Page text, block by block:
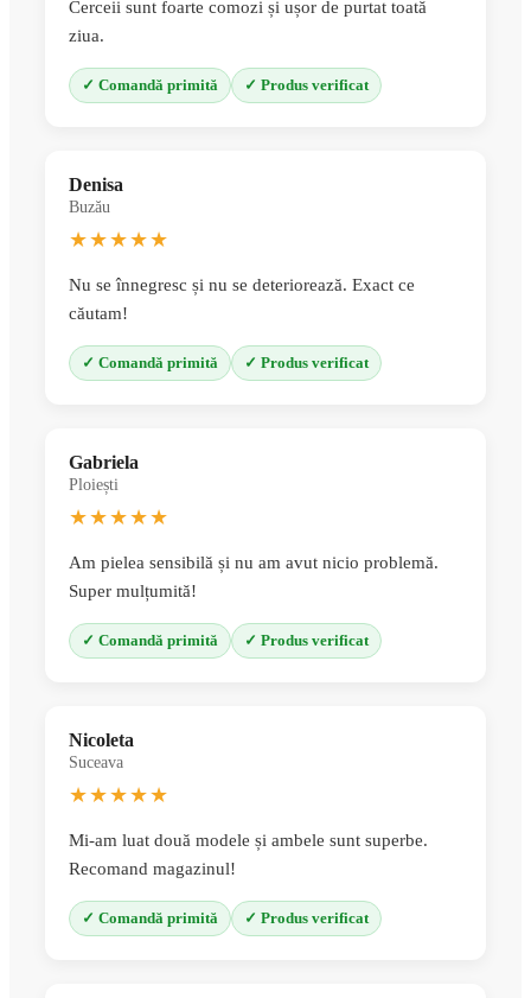
Cerceii sunt foarte comozi și ușor de purtat toată
ziua.
✓ Comandă primită ✓ Produs verificat
Denisa
Buzău
★★★★★
Nu se înnegresc și nu se deteriorează. Exact ce
căutam!
✓ Comandă primită ✓ Produs verificat
Gabriela
Ploiești
★★★★★
Am pielea sensibilă și nu am avut nicio problemă.
Super mulțumită!
✓ Comandă primită ✓ Produs verificat
Nicoleta
Suceava
★★★★★
Mi-am luat două modele și ambele sunt superbe.
Recomand magazinul!
✓ Comandă primită ✓ Produs verificat